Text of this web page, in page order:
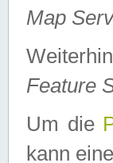
Map
Feature
Um die
kann eine